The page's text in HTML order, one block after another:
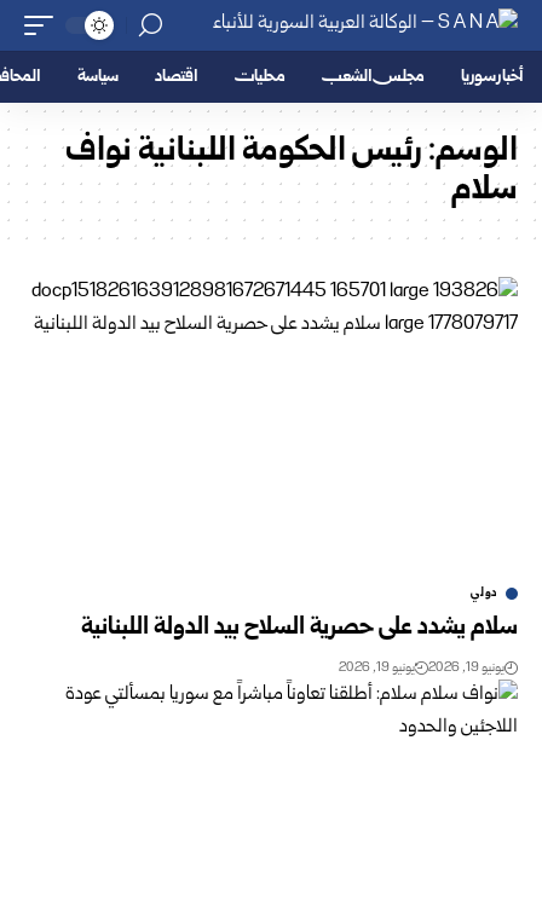
أخبار سوريا مجلس الشعب محليات اقتصاد سياسة
الوسم:رئيس الحكومة اللبنانية نواف
سلام
دولي
سلام يشدد على حصرية السلاح بيد الدولة اللبنانية
يونيو 19, 2026 يونيو 19, 2026